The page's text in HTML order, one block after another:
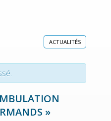
ACTUALITÉS
»